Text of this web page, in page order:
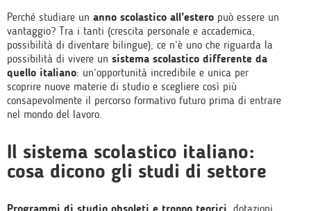
Perché studiare un anno scolastico all’estero può essere un
vantaggio? Tra i tanti (crescita personale e accademica,
possibilità di diventare bilingue), ce n’è uno che riguarda la
possibilità di vivere un sistema scolastico differente da
quello italiano: un’opportunità incredibile e unica per
scoprire nuove materie di studio e scegliere così più
consapevolmente il percorso formativo futuro prima di entrare
nel mondo del lavoro.
Il sistema scolastico italiano:
cosa dicono gli studi di settore